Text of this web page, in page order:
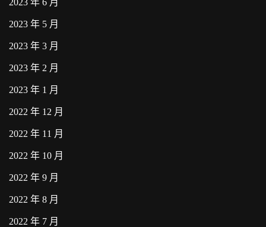
2023 年 5 月
2023 年 3 月
2023 年 2 月
2023 年 1 月
2022 年 12 月
2022 年 11 月
2022 年 10 月
2022 年 9 月
2022 年 8 月
2022 年 7 月